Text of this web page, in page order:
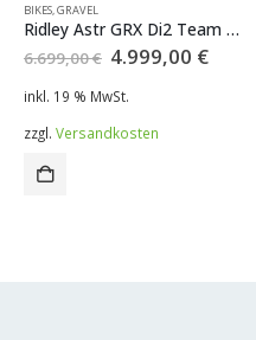
BIKES,GRAVEL
Ridley Astr GRX Di2 Team Edition
6.699,00€ Ursprünglicher
war:
4.999,00 €
inkl. 19 % MwSt.
zzgl. Versandkosten